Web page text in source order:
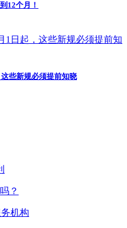
12个月！
些新规必须提前知晓
？
机构